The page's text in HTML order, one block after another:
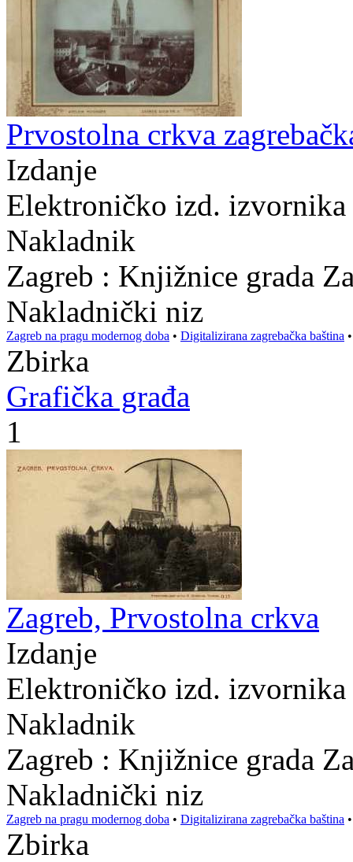
Prvostolna crkva
Izdanje
Elektroničko izd.
Nakladnik
Zagreb : Knjižnice grada
Nakladnički niz
Zagreb na pragu modernog doba • Digitalizirana zagrebačka baština
Zbirka
Grafička građa
1
Zagreb, Prvostolna crkva
Izdanje
Elektroničko izd.
Nakladnik
Zagreb : Knjižnice grada
Nakladnički niz
Zagreb na pragu modernog doba • Digitalizirana zagrebačka baština
Zbirka